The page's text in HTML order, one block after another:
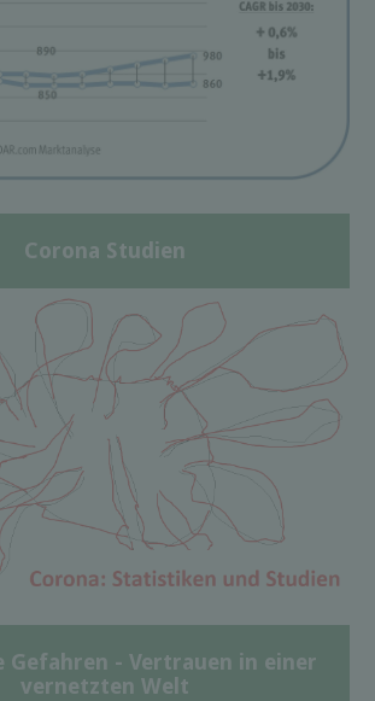
Corona Studien
Gefahren - Vertrauen in einer
vernetzten Welt